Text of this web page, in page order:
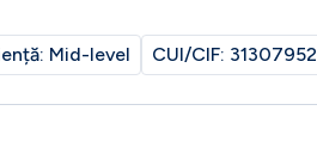
Mid-level CUI/CIF: 31307952